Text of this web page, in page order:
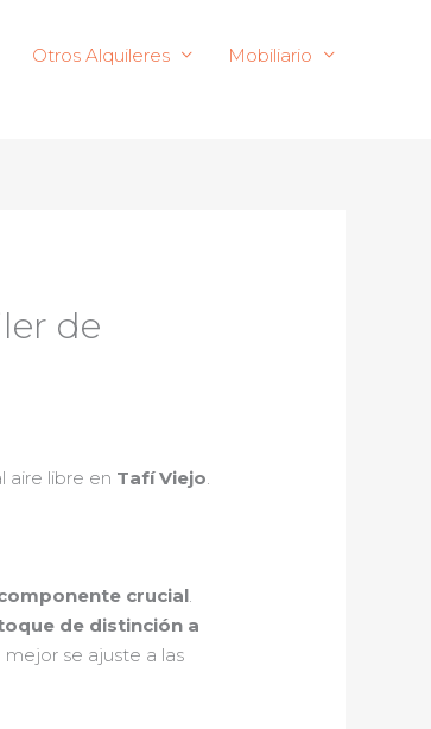
Otros Alquileres
Mobiliario
de
aire libre en Tafí Viejo.
crucial.
de distinción a
se ajuste a las